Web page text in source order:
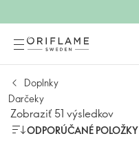
Doplnky
Darčeky
Zobraziť 51 výsledkov
ODPORÚČANÉ POLOŽKY